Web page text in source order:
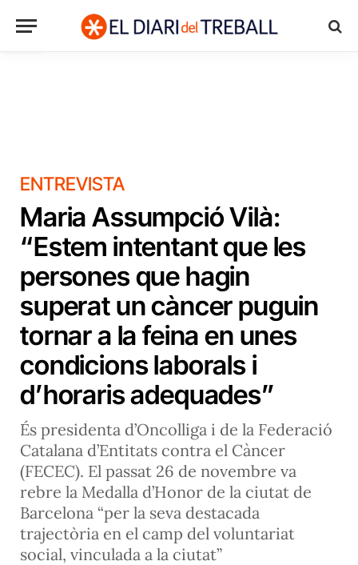
Obre la barra d'eines
ENTREVISTA
Maria Assumpció Vilà:
“Estem intentant que les
persones que hagin
superat un càncer puguin
tornar a la feina en unes
condicions laborals i
d’horaris adequades”
És presidenta d’Oncolliga i de la Federació
Catalana d’Entitats contra el Càncer
(FECEC). El passat 26 de novembre va
rebre la Medalla d’Honor de la ciutat de
Barcelona “per la seva destacada
trajectòria en el camp del voluntariat
social, vinculada a la ciutat”